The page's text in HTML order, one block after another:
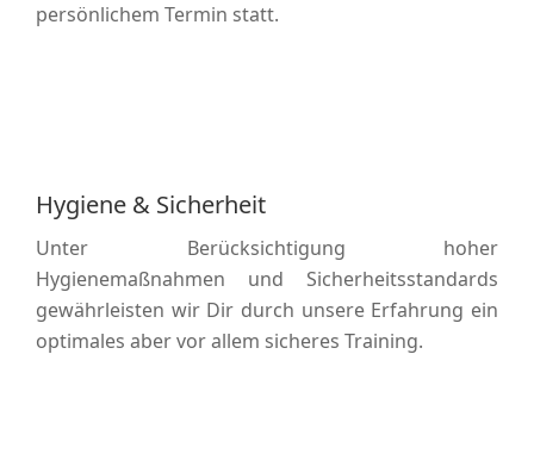
persönlichem Termin statt.
Hygiene & Sicherheit
Unter Berücksichtigung hoher
Hygienemaßnahmen und Sicherheitsstandards
gewährleisten wir Dir durch unsere Erfahrung ein
optimales aber vor allem sicheres Training.